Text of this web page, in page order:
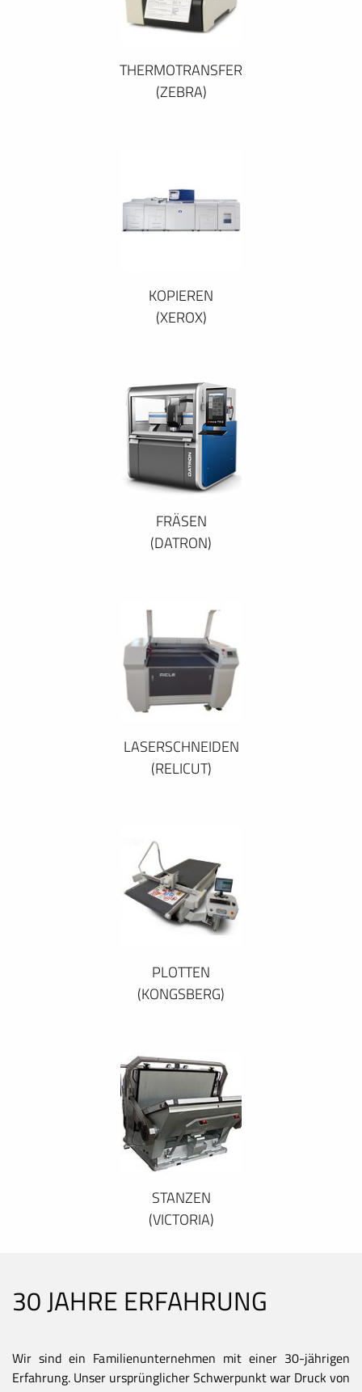
THERMOTRANSFER
(ZEBRA)
KOPIEREN
(XEROX)
FRÄSEN
(DATRON)
LASERSCHNEIDEN
(RELICUT)
PLOTTEN
(KONGSBERG)
STANZEN
(VICTORIA)
30 JAHRE ERFAHRUNG
Wir sind ein Familienunternehmen mit einer 30-jährigen
Erfahrung. Unser ursprünglicher Schwerpunkt war Druck von